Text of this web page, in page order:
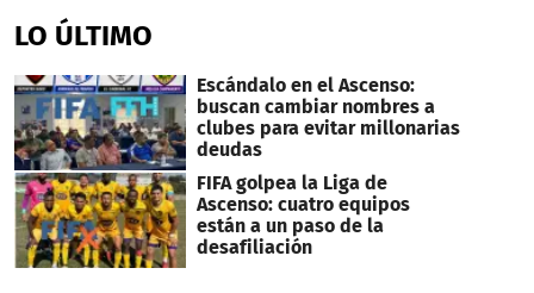
of
47
LO ÚLTIMO
Escándalo en el Ascenso:
buscan cambiar nombres a
clubes para evitar millonarias
deudas
FIFA golpea la Liga de
Ascenso: cuatro equipos
están a un paso de la
desafiliación